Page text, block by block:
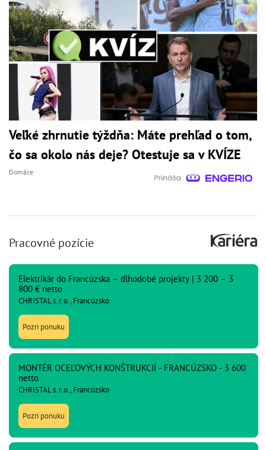
Veľké zhrnutie týždňa: Máte prehľad o tom,
čo sa okolo nás deje? Otestuje sa v KVÍZE
Domáce
Pracovné pozície
Elektrikár do Francúzska – dlhodobé projekty | 3 200 – 3
800 € netto
CHRISTAL s. r. o., Francúzsko
Pozri ponuku
MONTÉR OCEĽOVÝCH KONŠTRUKCIÍ - FRANCÚZSKO - 3 600
netto
CHRISTAL s. r. o., Francúzsko
Pozri ponuku